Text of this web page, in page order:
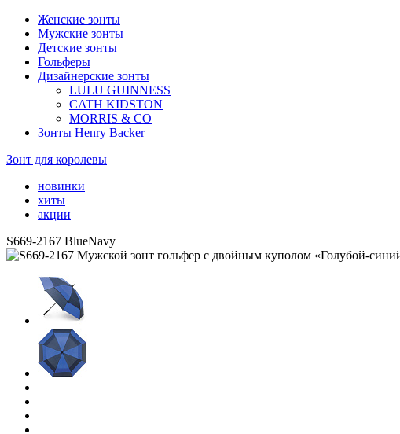
Женские зонты
Мужские зонты
Детские зонты
Гольферы
Дизайнерские зонты
LULU GUINNESS
CATH KIDSTON
MORRIS & CO
Зонты Henry Backer
Зонт для королевы
новинки
хиты
акции
S669-2167 BlueNavy